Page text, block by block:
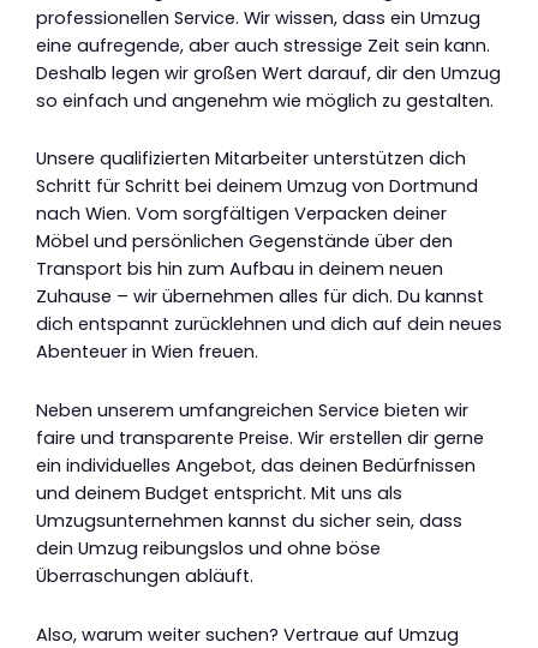
professionellen Service. Wir wissen, dass ein Umzug
eine aufregende, aber auch stressige Zeit sein kann.
Deshalb legen wir großen Wert darauf, dir den Umzug
so einfach und angenehm wie möglich zu gestalten.
Unsere qualifizierten Mitarbeiter unterstützen dich
Schritt für Schritt bei deinem Umzug von Dortmund
nach Wien. Vom sorgfältigen Verpacken deiner
Möbel und persönlichen Gegenstände über den
Transport bis hin zum Aufbau in deinem neuen
Zuhause – wir übernehmen alles für dich. Du kannst
dich entspannt zurücklehnen und dich auf dein neues
Abenteuer in Wien freuen.
Neben unserem umfangreichen Service bieten wir
faire und transparente Preise. Wir erstellen dir gerne
ein individuelles Angebot, das deinen Bedürfnissen
und deinem Budget entspricht. Mit uns als
Umzugsunternehmen kannst du sicher sein, dass
dein Umzug reibungslos und ohne böse
Überraschungen abläuft.
Also, warum weiter suchen? Vertraue auf Umzug